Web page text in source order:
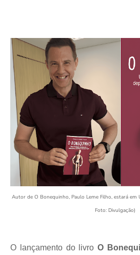
Autor de O Bonequinho, Paulo Leme Filho, estará
Foto: Divulgação)
O lançamento do livro O